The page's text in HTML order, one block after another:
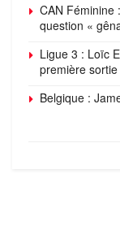
CAN Féminine
question «
Ligue 3 : Loïc
première sortie
Belgique :